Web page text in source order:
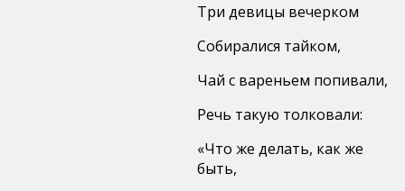
Три девицы вечерком
Собиралися тайком,
Чай с вареньем попивали,
Речь такую толковали:
«Что же делать, как же
быть,